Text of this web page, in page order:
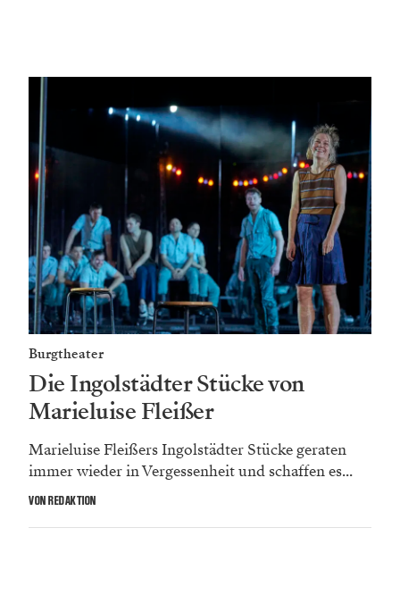
Burgtheater
Die Ingolstädter Stücke von
Marieluise Fleißer
Marieluise Fleißers Ingolstädter Stücke geraten
immer wieder in Vergessenheit und schaffen es...
VON REDAKTION